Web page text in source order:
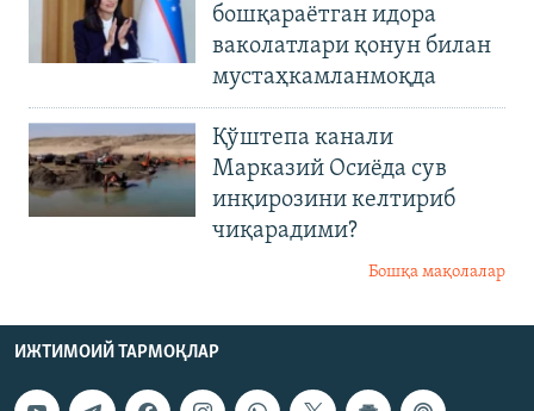
бошқараётган идора
ваколатлари қонун билан
мустаҳкамланмоқда
Қўштепа канали
Марказий Осиёда сув
инқирозини келтириб
чиқарадими?
Бошқа мақолалар
ИЖТИМОИЙ ТАРМОҚЛАР